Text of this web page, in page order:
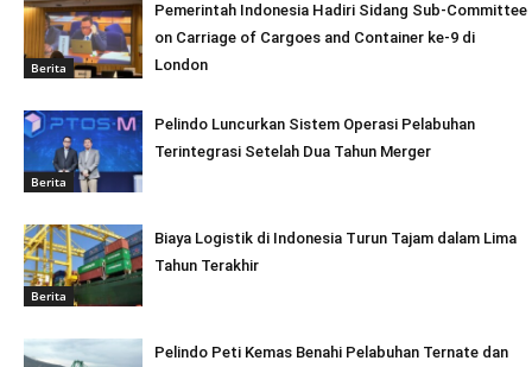
Berita
Pemerintah Indonesia Hadiri Sidang Sub-Committee
on Carriage of Cargoes and Container ke-9 di
London
Berita
Pelindo Luncurkan Sistem Operasi Pelabuhan
Terintegrasi Setelah Dua Tahun Merger
Berita
Biaya Logistik di Indonesia Turun Tajam dalam Lima
Tahun Terakhir
Pelindo Peti Kemas Benahi Pelabuhan Ternate dan